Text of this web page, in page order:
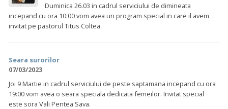
Duminica 26.03 in cadrul serviciului de dimineata
incepand cu ora 10:00 vom avea un program special in care il avem
invitat pe pastorul Titus Coltea.
Seara surorilor
07/03/2023
Joi 9 Martie in cadrul serviciului de peste saptamana incepand cu ora
19:00 vom avea o seara speciala dedicata femeilor. Invitat special
este sora Vali Pentea Sava.